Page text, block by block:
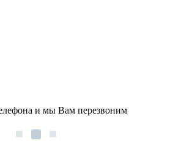
и мы Вам перезвоним